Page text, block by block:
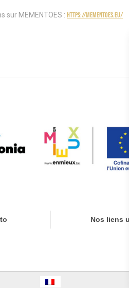
sur MEMENTOES : https://mementoes.eu/
Nos liens